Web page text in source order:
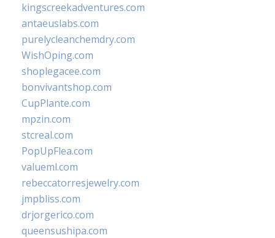
kingscreekadventures.com
antaeuslabs.com
purelycleanchemdry.com
WishOping.com
shoplegacee.com
bonvivantshop.com
CupPlante.com
mpzin.com
stcreal.com
PopUpFlea.com
valueml.com
rebeccatorresjewelry.com
jmpbliss.com
drjorgerico.com
queensushipa.com